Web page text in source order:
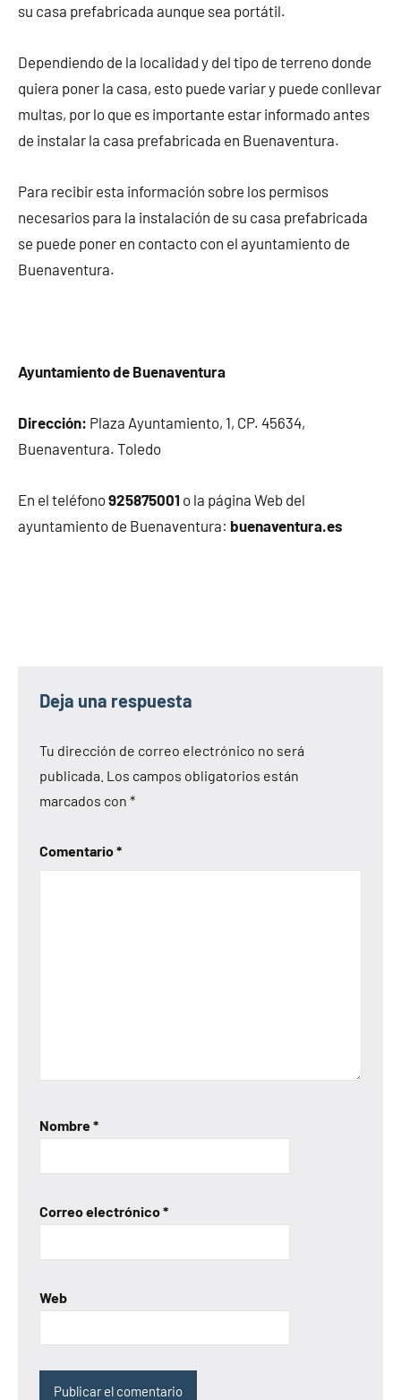
su casa prefabricada aunque sea portátil.
Dependiendo de la localidad y del tipo de terreno donde
quiera poner la casa, esto puede variar y puede conllevar
multas, por lo que es importante estar informado antes
de instalar la casa prefabricada en Buenaventura.
Para recibir esta información sobre los permisos
necesarios para la instalación de su casa prefabricada
se puede poner en contacto con el ayuntamiento de
Buenaventura.
Ayuntamiento de Buenaventura
Dirección: Plaza Ayuntamiento, 1, CP. 45634,
Buenaventura. Toledo
En el teléfono925875001 o la página Web del
ayuntamiento de Buenaventura: buenaventura.es
Deja una respuesta
Tu dirección de correo electrónico no será
publicada. Los campos obligatorios están
marcados con *
Comentario*
Nombre*
Correo electrónico*
Web